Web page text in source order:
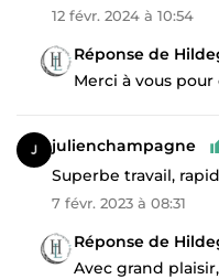
12 févr. 2024 à 10:54
Réponse de
Merci à vous
julienchampagne
Superbe travail,
7 févr. 2023 à 08:31
Réponse de
Avec grand